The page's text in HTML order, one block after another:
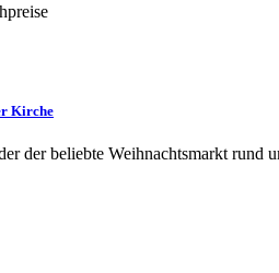
Kirche
der beliebte Weihnachtsmarkt rund